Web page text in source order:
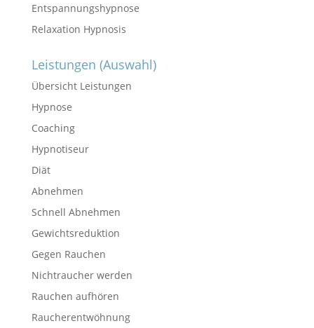
Entspannungshypnose
Relaxation Hypnosis
Leistungen (Auswahl)
Übersicht Leistungen
Hypnose
Coaching
Hypnotiseur
Diät
Abnehmen
Schnell Abnehmen
Gewichtsreduktion
Gegen Rauchen
Nichtraucher werden
Rauchen aufhören
Raucherentwöhnung